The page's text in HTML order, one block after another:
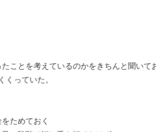
ことを考えているのかをきちんと聞いて
っていた。
ためておく